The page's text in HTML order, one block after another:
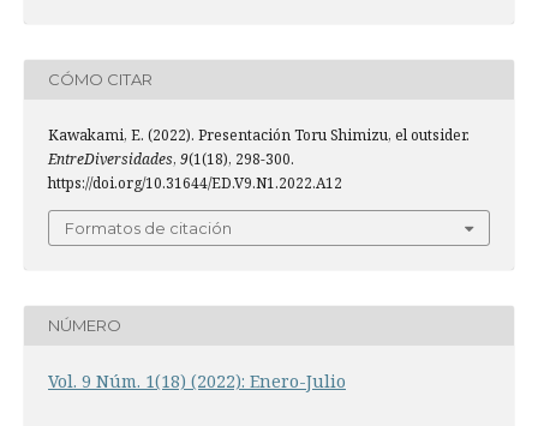
CÓMO CITAR
Kawakami, E. (2022). Presentación Toru Shimizu, el outsider.
EntreDiversidades, 9(1(18), 298-300.
https://doi.org/10.31644/ED.V9.N1.2022.A12
Formatos de citación
NÚMERO
Vol. 9 Núm. 1(18) (2022): Enero-Julio